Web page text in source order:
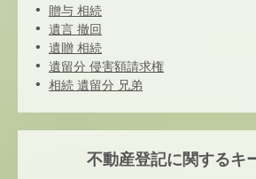
贈与 相続
遺言 撤回
遺贈 相続
遺留分 侵害額請求権
相続 遺留分 兄弟
不動産登記に関するキ